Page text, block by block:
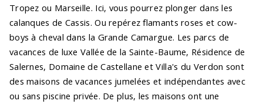
Tropez ou Marseille. Ici, vous pourrez plonger dans les
calanques de Cassis. Ou repérez flamants roses et cow-
boys à cheval dans la Grande Camargue. Les parcs de
vacances de luxe Vallée de la Sainte-Baume, Résidence de
Salernes, Domaine de Castellane et Villa's du Verdon sont
des maisons de vacances jumelées et indépendantes avec
ou sans piscine privée. De plus, les maisons ont une